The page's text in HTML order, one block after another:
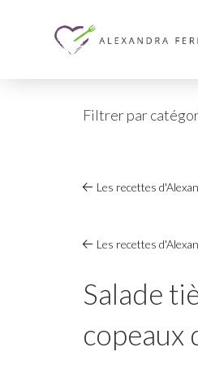
Filtrer par
Les recettes
Les recettes
Salade
copeaux